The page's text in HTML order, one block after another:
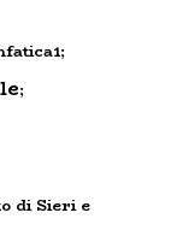
;
di Sieri e